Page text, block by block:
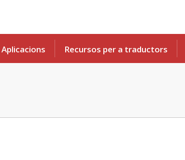
Aplicacions Recursos per a traductors